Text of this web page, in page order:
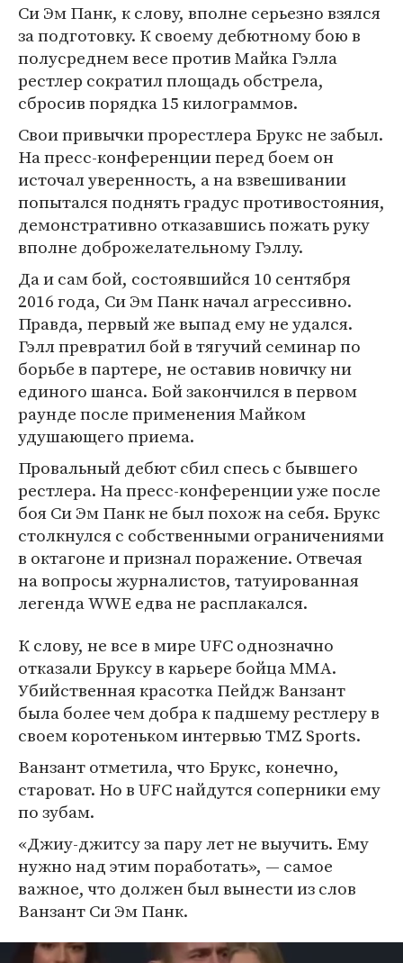
Си Эм Панк, к слову, вполне серьезно взялся
за подготовку. К своему дебютному бою в
полусреднем весе против Майка Гэлла
рестлер сократил площадь обстрела,
сбросив порядка 15 килограммов.
Свои привычки прорестлера Брукс не забыл.
На пресс-конференции перед боем он
источал уверенность, а на взвешивании
попытался поднять градус противостояния,
демонстративно отказавшись пожать руку
вполне доброжелательному Гэллу.
Да и сам бой, состоявшийся 10 сентября
2016 года, Си Эм Панк начал агрессивно.
Правда, первый же выпад ему не удался.
Гэлл превратил бой в тягучий семинар по
борьбе в партере, не оставив новичку ни
единого шанса. Бой закончился в первом
раунде после применения Майком
удушающего приема.
Провальный дебют сбил спесь с бывшего
рестлера. На пресс-конференции уже после
боя Си Эм Панк не был похож на себя. Брукс
столкнулся с собственными ограничениями
в октагоне и признал поражение. Отвечая
на вопросы журналистов, татуированная
легенда WWE едва не расплакался.
К слову, не все в мире UFC однозначно
отказали Бруксу в карьере бойца MMA.
Убийственная красотка Пейдж Ванзант
была более чем добра к падшему рестлеру в
своем коротеньком интервью TMZ Sports.
Ванзант отметила, что Брукс, конечно,
староват. Но в UFC найдутся соперники ему
по зубам.
«Джиу-джитсу за пару лет не выучить. Ему
нужно над этим поработать», — самое
важное, что должен был вынести из слов
Ванзант Си Эм Панк.